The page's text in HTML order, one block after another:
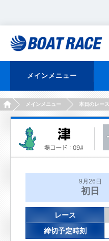
メインメニュー
HOMEメインメニュー 本日のレース
9月26日
初日
レース
締切予定時刻